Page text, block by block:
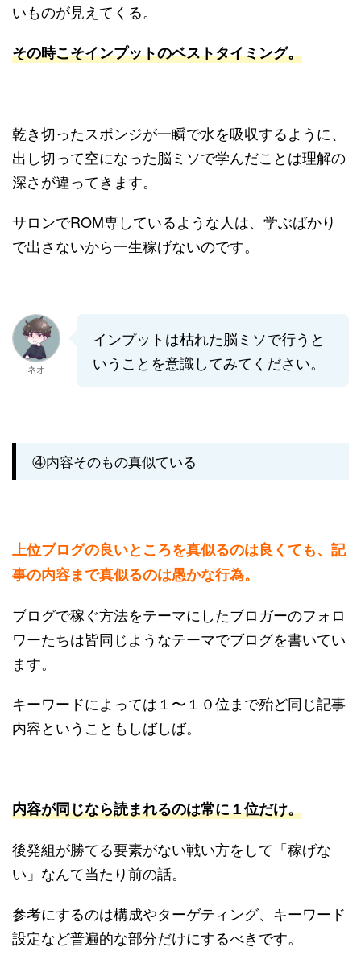
いものが見えてくる。
その時こそインプットのベストタイミング。
乾き切ったスポンジが一瞬で水を吸収するように、
出し切って空になった脳ミソで学んだことは理解の
深さが違ってきます。
サロンでROM専しているような人は、学ぶばかり
で出さないから一生稼げないのです。
ネオ
インプットは枯れた脳ミソで行うと
いうことを意識してみてください。
④内容そのもの真似ている
上位ブログの良いところを真似るのは良くても、記
事の内容まで真似るのは愚かな行為。
ブログで稼ぐ方法をテーマにしたブロガーのフォロ
ワーたちは皆同じようなテーマでブログを書いてい
ます。
キーワードによっては１〜１０位まで殆ど同じ記事
内容ということもしばしば。
内容が同じなら読まれるのは常に１位だけ。
後発組が勝てる要素がない戦い方をして「稼げな
い」なんて当たり前の話。
参考にするのは構成やターゲティング、キーワード
設定など普遍的な部分だけにするべきです。